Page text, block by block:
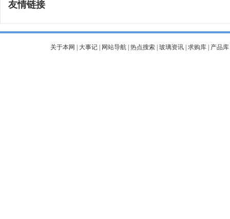
友情链接
关于本网 大事记 网站导航 热点搜索 玻璃资讯 求购库 产品库